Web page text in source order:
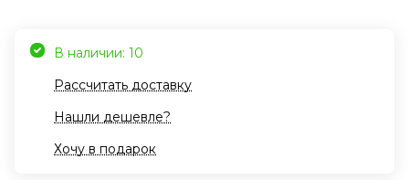
В наличии: 10
Рассчитать доставку
Нашли дешевле?
Хочу в подарок